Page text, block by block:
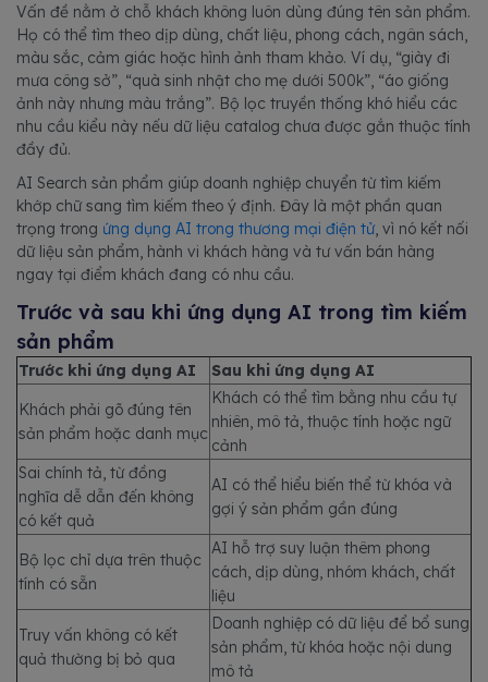
Vấn đề nằm ở chỗ khách không luôn dùng đúng tên sản phẩm.
Họ có thể tìm theo dịp dùng, chất liệu, phong cách, ngân sách,
màu sắc, cảm giác hoặc hình ảnh tham khảo. Ví dụ, “giày đi
mưa công sở”, “quà sinh nhật cho mẹ dưới 500k”, “áo giống
ảnh này nhưng màu trắng”. Bộ lọc truyền thống khó hiểu các
nhu cầu kiểu này nếu dữ liệu catalog chưa được gắn thuộc tính
đầy đủ.
AI Search sản phẩm giúp doanh nghiệp chuyển từ tìm kiếm
khớp chữ sang tìm kiếm theo ý định. Đây là một phần quan
trọng trong ứng dụng AI trong thương mại điện tử, vì nó kết nối
dữ liệu sản phẩm, hành vi khách hàng và tư vấn bán hàng
ngay tại điểm khách đang có nhu cầu.
Trước và sau khi ứng dụng AI trong tìm kiếm
sản phẩm
Trước khi ứng dụng AI
Sau khi ứng dụng AI
Khách phải gõ đúng tên
sản phẩm hoặc danh mục
Khách có thể tìm bằng nhu cầu tự
nhiên, mô tả, thuộc tính hoặc ngữ
cảnh
Sai chính tả, từ đồng
nghĩa dễ dẫn đến không
có kết quả
AI có thể hiểu biến thể từ khóa và
gợi ý sản phẩm gần đúng
Bộ lọc chỉ dựa trên thuộc
tính có sẵn
AI hỗ trợ suy luận thêm phong
cách, dịp dùng, nhóm khách, chất
liệu
Truy vấn không có kết
quả thường bị bỏ qua
Doanh nghiệp có dữ liệu để bổ sung
sản phẩm, từ khóa hoặc nội dung
mô tả